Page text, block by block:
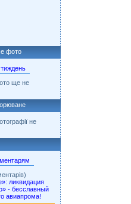
фото
ще не
не
ликвидация
- бесславный
авиапрома!